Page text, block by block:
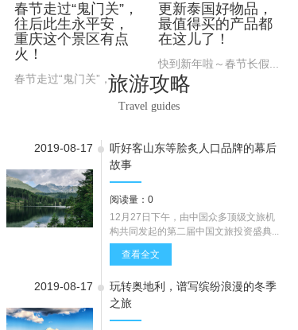
春节走过“鬼门关”，
往后此生永平安，
重庆这个景区有点
火！
春节走过“鬼门关”，...
更新泰国好物品，
最值得买的产品都
在这儿了！
快到新年啦～春节长假...
2019-08-17
听好客山东等脍炙人口品牌的幕后
故事
阅读量：0
12月27日下午，由中国众多顶级文旅机
构共同发起的第二届中国文旅投资盛典...
查看全文
2019-08-17
玩转奥地利，谱写缤纷浪漫的冬季
之旅
Travel guides
旅游攻略